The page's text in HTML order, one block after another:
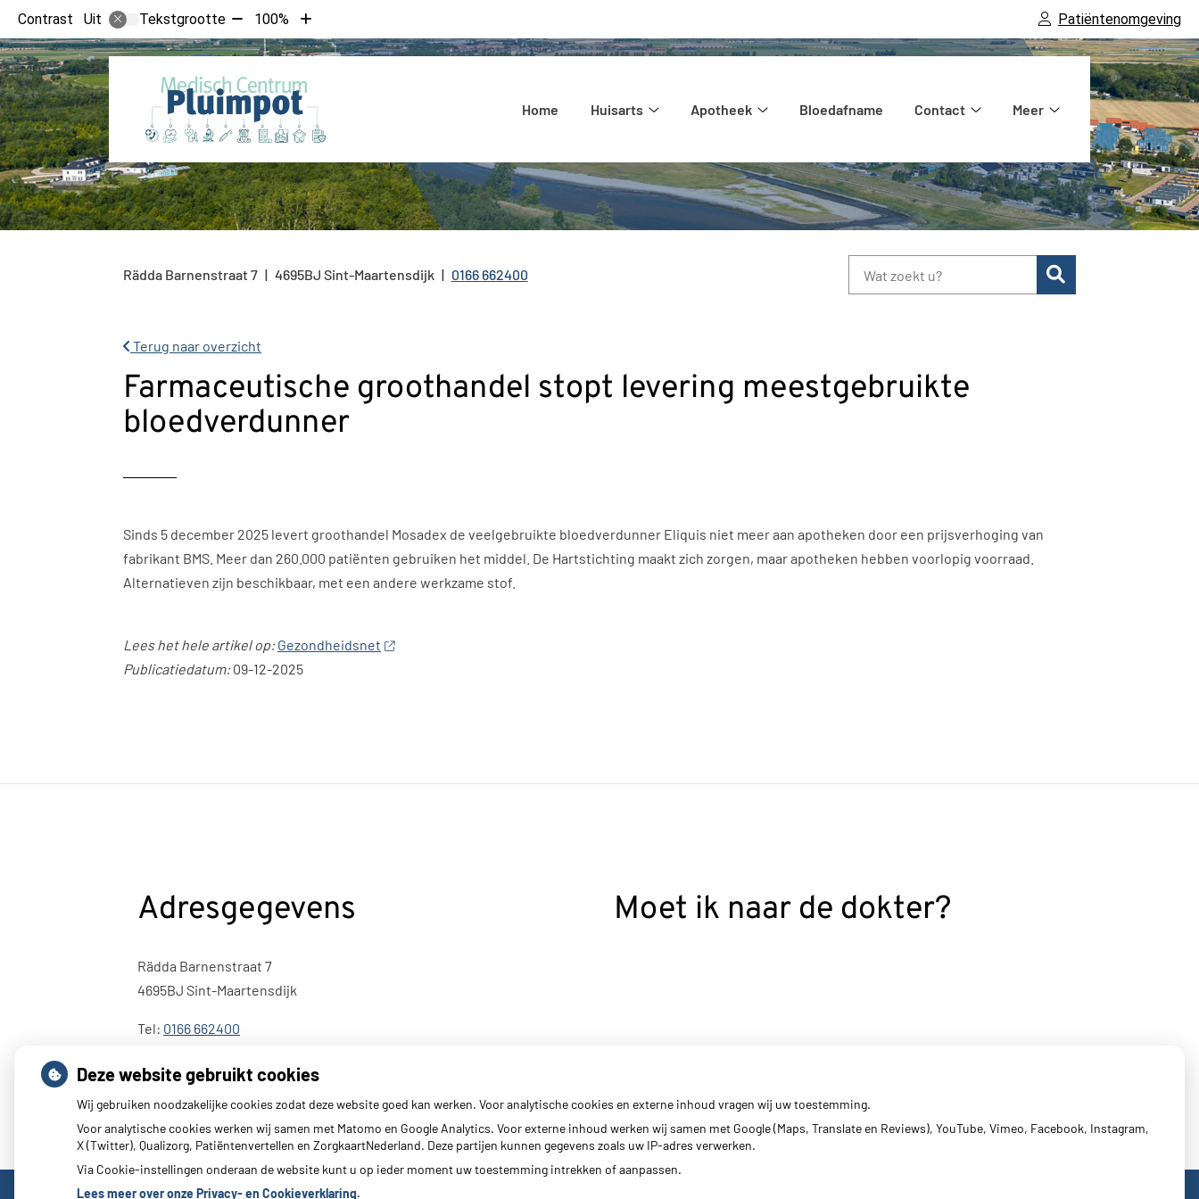
Contrast Uit Tekstgrootte Tekst
verkleinen
met
10%
100%
Tekst
vergroten
met
Patiëntenomgeving
Home
Huisarts
Apotheek
Bloedafname
Contact
Meer
submenu
Rädda Barnenstraat7 4695BJ Sint-Maartensdijk Tel:
0166 662400
Terug naar overzicht
Farmaceutische groothandel stopt levering meestgebruikte
bloedverdunner
Sinds 5 december 2025 levert groothandel Mosadex de veelgebruikte bloedverdunner Eliquis niet meer aan apotheken door een prijsverhoging van
fabrikant BMS. Meer dan 260.000 patiënten gebruiken het middel. De Hartstichting maakt zich zorgen, maar apotheken hebben voorlopig voorraad.
Alternatieven zijn beschikbaar, met een andere werkzame stof.
Lees het hele artikel op: Gezondheidsnet
Publicatiedatum:09-12-2025
Adresgegevens
Rädda Barnenstraat 7
4695BJ Sint-Maartensdijk
Tel: 0166 662400
Moet ik naar de dokter?
Deze website gebruikt cookies
Wij gebruiken noodzakelijke cookies zodat deze website goed kan werken. Voor analytische cookies en externe inhoud vragen wij uw toestemming.
Voor analytische cookies werken wij samen met Matomo en Google Analytics. Voor externe inhoud werken wij samen met Google (Maps, Translate en Reviews), YouTube, Vimeo, Facebook, Instagram,
X (Twitter), Qualizorg, Patiëntenvertellen en ZorgkaartNederland. Deze partijen kunnen gegevens zoals uw IP-adres verwerken.
Via Cookie-instellingen onderaan de website kunt u op ieder moment uw toestemming intrekken of aanpassen.
Lees meer over onze Privacy- en Cookieverklaring.